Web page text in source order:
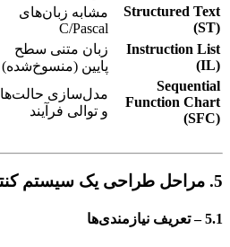
Structured Text
(ST)
مشابه زبان‌های
C/Pascal
Instruction List
(IL)
زبان متنی سطح
پایین (منسوخ‌شده)
Sequential
Function Chart
(SFC)
مدل‌سازی حالت‌ها
و توالی فرآیند
5. مراحل طراحی یک سیستم کنترلی با PLC
5.1 – تعریف نیازمندی‌ها